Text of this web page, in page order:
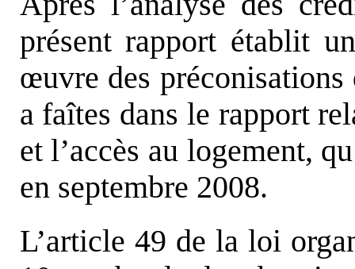
présent rapport établit
œuvre des
a faîtes dans le rapport
et l’accès au logement,
en septembre 2008.
L’article 49 de la loi